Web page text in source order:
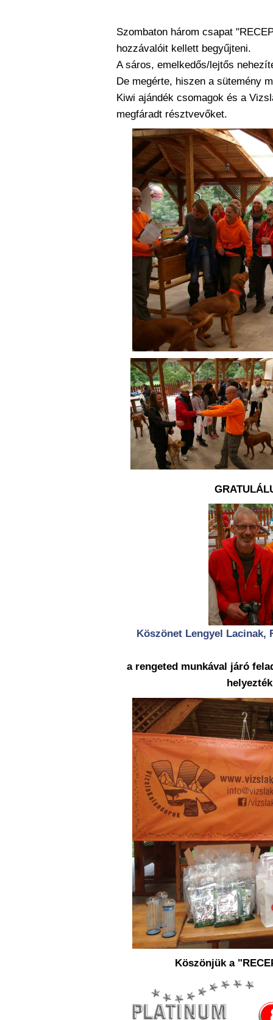
Szombaton három csapat
hozzávalóit kellett begyűjteni.
A sáros, emelkedős/lejtős
De megérte, hiszen a sütemény
Kiwi ajándék csomagok és a
megfáradt résztvevőket.
Köszönet Lengyel Lacinak,
a rengeted munkával járó
Köszönjük a